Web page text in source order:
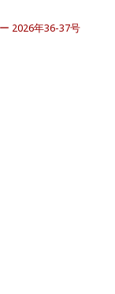
2026年36-37号